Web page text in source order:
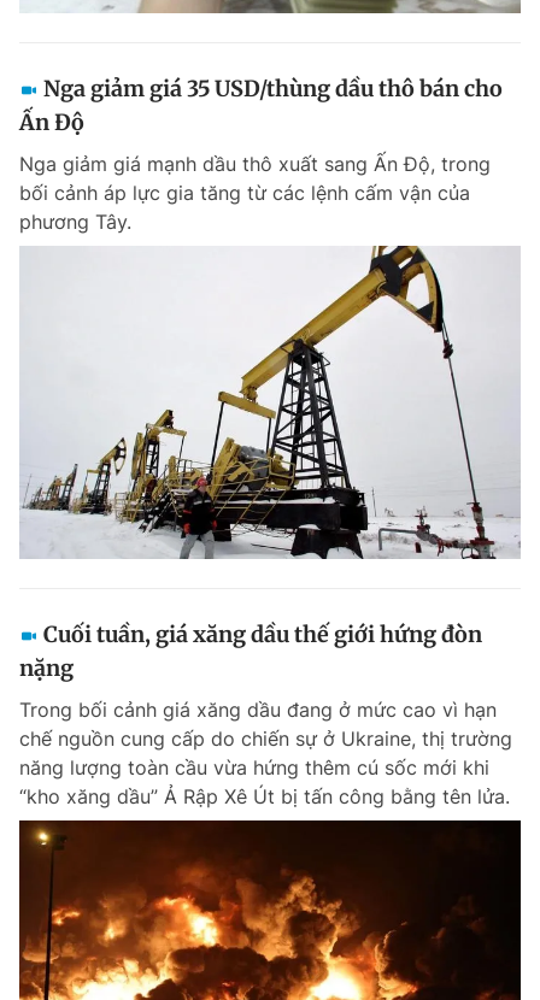
Nga giảm giá 35 USD/thùng dầu thô bán cho
Ấn Độ
Nga giảm giá mạnh dầu thô xuất sang Ấn Độ, trong
bối cảnh áp lực gia tăng từ các lệnh cấm vận của
phương Tây.
Cuối tuần, giá xăng dầu thế giới hứng đòn
nặng
Trong bối cảnh giá xăng dầu đang ở mức cao vì hạn
chế nguồn cung cấp do chiến sự ở Ukraine, thị trường
năng lượng toàn cầu vừa hứng thêm cú sốc mới khi
“kho xăng dầu” Ả Rập Xê Út bị tấn công bằng tên lửa.